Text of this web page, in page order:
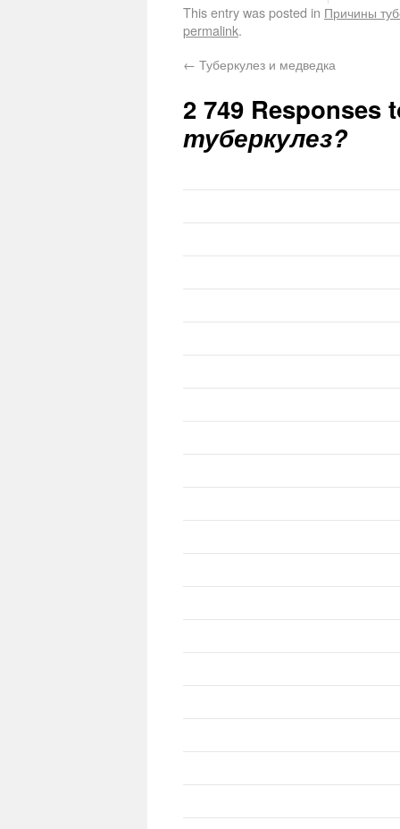
This entry was posted in Причины
permalink.
← Туберкулез и медведка
2 749 Responses
туберкулез?